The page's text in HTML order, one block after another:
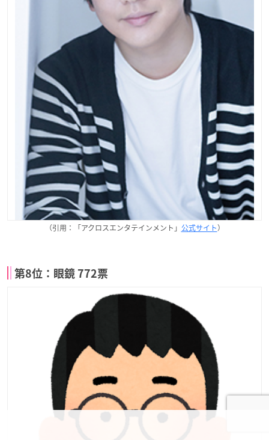
（引用：「アクロスエンタテインメント」 公式サイト）
第8位：眼鏡 772票